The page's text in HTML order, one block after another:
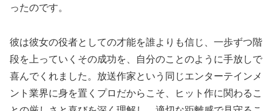
ったのです。
彼は彼女の役者としての才能を誰よりも信じ、一歩ずつ階
段を上っていくその成功を、自分のことのように手放しで
喜んでくれました。放送作家という同じエンターテインメ
ント業界に身を置くプロだからこそ、ヒット作に関わるこ